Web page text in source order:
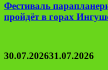
Фестиваль
пройдёт в горах
30.07.202631.07.2026